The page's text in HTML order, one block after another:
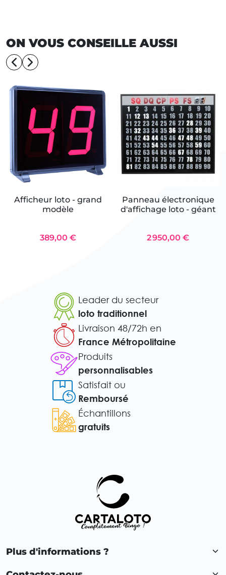
ON VOUS CONSEILLE AUSSI
Afficheur loto - grand
modèle
389,00 €
Panneau électronique
d'affichage loto - géant
2 950,00 €
Leader du secteur
loto traditionnel
Livraison 48/72h en
France Métropolitaine
Produits
personnalisables
Satisfait ou
Remboursé
Échantillons
gratuits
Plus d'informations ?